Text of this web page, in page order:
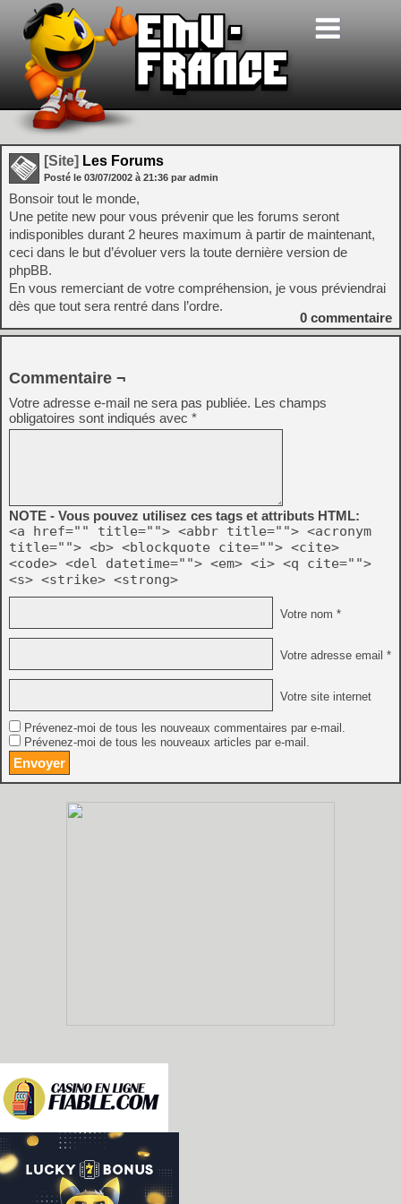
[Site] Les Forums
Posté le 03/07/2002 à 21:36 par admin
Bonsoir tout le monde,
Une petite new pour vous prévenir que les forums seront
indisponibles durant 2 heures maximum à partir de maintenant,
ceci dans le but d’évoluer vers la toute dernière version de
phpBB.
En vous remerciant de votre compréhension, je vous préviendrai
dès que tout sera rentré dans l’ordre.
0 commentaire
Commentaire ¬
Votre adresse e-mail ne sera pas publiée. Les champs
obligatoires sont indiqués avec *
NOTE - Vous pouvez utilisez ces tags et attributs HTML:
<a href="" title=""> <abbr title=""> <acronym
title=""> <b> <blockquote cite=""> <cite>
<code> <del datetime=""> <em> <i> <q cite="">
<s> <strike> <strong>
Votre nom *
Votre adresse email *
Votre site internet
Prévenez-moi de tous les nouveaux commentaires par e-mail.
Prévenez-moi de tous les nouveaux articles par e-mail.